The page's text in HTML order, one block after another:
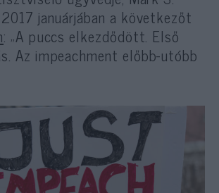
januárjában a következőt
: „A puccs elkezdődött. Első
Az impeachment előbb-utóbb